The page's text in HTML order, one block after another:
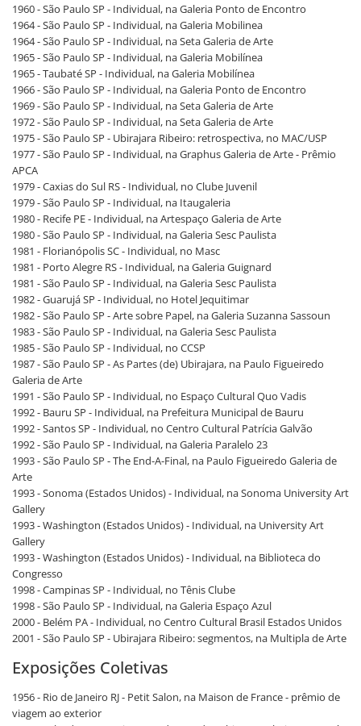
1960 - São Paulo SP - Individual, na Galeria Ponto de Encontro
1964 - São Paulo SP - Individual, na Galeria Mobilinea
1964 - São Paulo SP - Individual, na Seta Galeria de Arte
1965 - São Paulo SP - Individual, na Galeria Mobilínea
1965 - Taubaté SP - Individual, na Galeria Mobilínea
1966 - São Paulo SP - Individual, na Galeria Ponto de Encontro
1969 - São Paulo SP - Individual, na Seta Galeria de Arte
1972 - São Paulo SP - Individual, na Seta Galeria de Arte
1975 - São Paulo SP - Ubirajara Ribeiro: retrospectiva, no MAC/USP
1977 - São Paulo SP - Individual, na Graphus Galeria de Arte - Prêmio
APCA
1979 - Caxias do Sul RS - Individual, no Clube Juvenil
1979 - São Paulo SP - Individual, na Itaugaleria
1980 - Recife PE - Individual, na Artespaço Galeria de Arte
1980 - São Paulo SP - Individual, na Galeria Sesc Paulista
1981 - Florianópolis SC - Individual, no Masc
1981 - Porto Alegre RS - Individual, na Galeria Guignard
1981 - São Paulo SP - Individual, na Galeria Sesc Paulista
1982 - Guarujá SP - Individual, no Hotel Jequitimar
1982 - São Paulo SP - Arte sobre Papel, na Galeria Suzanna Sassoun
1983 - São Paulo SP - Individual, na Galeria Sesc Paulista
1985 - São Paulo SP - Individual, no CCSP
1987 - São Paulo SP - As Partes (de) Ubirajara, na Paulo Figueiredo
Galeria de Arte
1991 - São Paulo SP - Individual, no Espaço Cultural Quo Vadis
1992 - Bauru SP - Individual, na Prefeitura Municipal de Bauru
1992 - Santos SP - Individual, no Centro Cultural Patrícia Galvão
1992 - São Paulo SP - Individual, na Galeria Paralelo 23
1993 - São Paulo SP - The End-A-Final, na Paulo Figueiredo Galeria de
Arte
1993 - Sonoma (Estados Unidos) - Individual, na Sonoma University Art
Gallery
1993 - Washington (Estados Unidos) - Individual, na University Art
Gallery
1993 - Washington (Estados Unidos) - Individual, na Biblioteca do
Congresso
1998 - Campinas SP - Individual, no Tênis Clube
1998 - São Paulo SP - Individual, na Galeria Espaço Azul
2000 - Belém PA - Individual, no Centro Cultural Brasil Estados Unidos
2001 - São Paulo SP - Ubirajara Ribeiro: segmentos, na Multipla de Arte
Exposições Coletivas
1956 - Rio de Janeiro RJ - Petit Salon, na Maison de France - prêmio de
viagem ao exterior